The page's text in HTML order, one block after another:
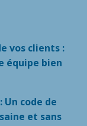
vos clients :
équipe bien
Un code de
et sans